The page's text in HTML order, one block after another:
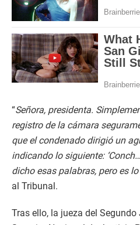
“Señora, presidenta.
registro de la cámara
que el condenado dirigió un
indicando lo siguiente:
dicho esas palabras, pero es lo
al Tribunal.
Tras ello, la jueza del